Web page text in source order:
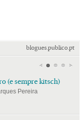
blogues.publico.pt
(e sempre kitsch)
Pereira